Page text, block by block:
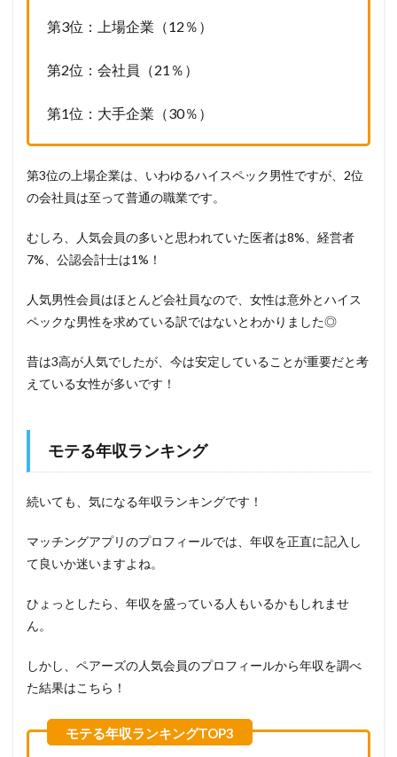
第3位：上場企業（12％）
第2位：会社員（21％）
第1位：大手企業（30％）
第3位の上場企業は、いわゆるハイスペック男性ですが、2位
の会社員は至って普通の職業です。
むしろ、人気会員の多いと思われていた医者は8%、経営者
7%、公認会計士は1%！
人気男性会員はほとんど会社員なので、女性は意外とハイス
ペックな男性を求めている訳ではないとわかりました◎
昔は3高が人気でしたが、今は安定していることが重要だと考
えている女性が多いです！
モテる年収ランキング
続いても、気になる年収ランキングです！
マッチングアプリのプロフィールでは、年収を正直に記入し
て良いか迷いますよね。
ひょっとしたら、年収を盛っている人もいるかもしれませ
ん。
しかし、ペアーズの人気会員のプロフィールから年収を調べ
た結果はこちら！